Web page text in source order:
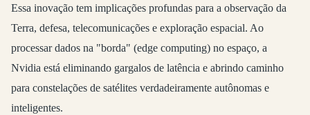
Essa inovação tem implicações profundas para a observação da
Terra, defesa, telecomunicações e exploração espacial. Ao
processar dados na "borda" (edge computing) no espaço, a
Nvidia está eliminando gargalos de latência e abrindo caminho
para constelações de satélites verdadeiramente autônomas e
inteligentes.